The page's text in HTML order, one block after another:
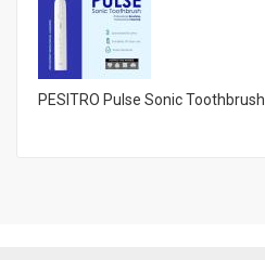
PESITRO Pulse Sonic Toothbrush